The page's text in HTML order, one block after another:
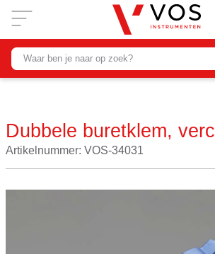
Dubbele buretklem,
Artikelnummer: VOS-34031